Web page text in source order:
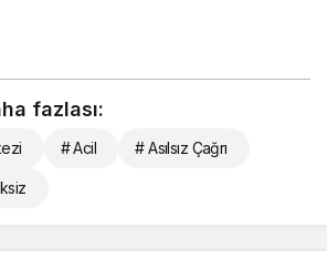
fazlası:
# Acil # Asılsız Çağrı